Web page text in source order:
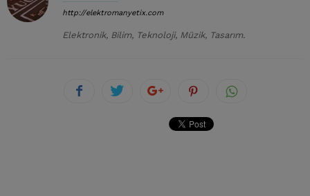
http://elektromanyetix.com
Elektronik, Bilim, Teknoloji, Müzik, Tasarım.